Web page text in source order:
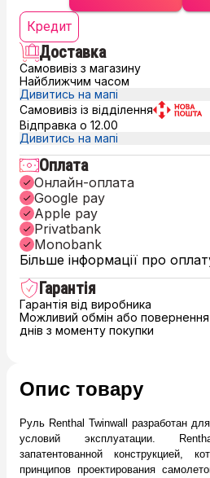
Кредит
Доставка
Самовивіз з магазину
Найближчим часом
Дивитись на мапі
Самовивіз із відділення
Відправка о 12.00
Дивитись на мапі
Оплата
Онлайн-оплата
Google pay
Apple pay
Privatbank
Monobank
Більше інформації про
Гарантія
Гарантія від виробника
Можливий обмін або
днів з моменту покупки
Опис товару
Руль Renthal Twinwall разработан
условий эксплуатации.
запатентованной конструкцией,
принципов проектирования